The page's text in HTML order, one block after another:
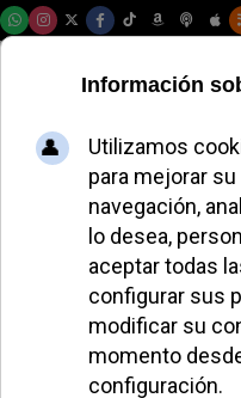
La
Rubio
Misa